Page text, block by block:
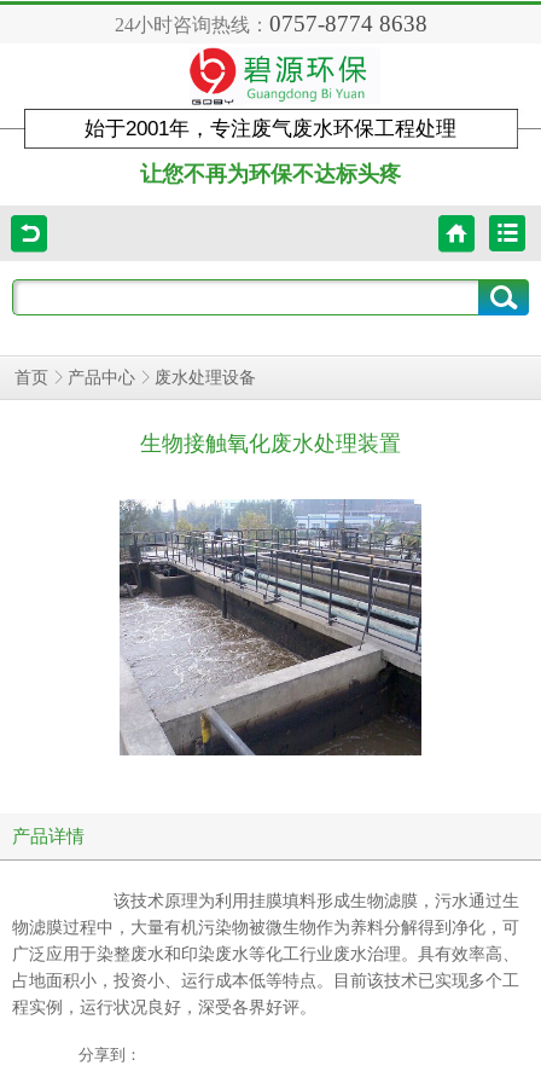
24小时咨询热线： 0757-8774 8638
始于2001年，专注废气废水环保工程处理
让您不再为环保不达标头疼
首页 产品中心 废水处理设备
生物接触氧化废水处理装置
产品详情
该技术原理为利用挂膜填料形成生物滤膜，污水通过生
物滤膜过程中，大量有机污染物被微生物作为养料分解得到净化，可
广泛应用于染整废水和印染废水等化工行业废水治理。具有效率高、
占地面积小，投资小、运行成本低等特点。目前该技术已实现多个工
程实例，运行状况良好，深受各界好评。
分享到：